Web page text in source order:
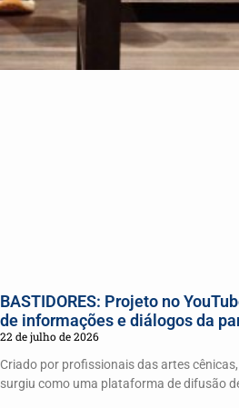
BASTIDORES: Projeto no
de informações e diálogos da
22 de julho de 2026
Criado por profissionais das artes
surgiu como uma plataforma de difusão